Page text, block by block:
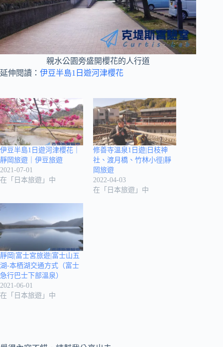
親水公園旁盛開櫻花的人行道
延伸閱讀： 伊豆半島1日遊河津櫻花
伊豆半島1日遊河津櫻花｜
靜岡旅遊｜伊豆旅遊
2021-07-01
在「日本旅遊」中
修善寺溫泉1日遊|日枝神
社、渡月橋、竹林小徑|靜
岡旅遊
2022-04-03
在「日本旅遊」中
靜岡|富士宮旅遊|富士山五
湖-本栖湖交通方式（富士
急行巴士下部溫泉）
2021-06-01
在「日本旅遊」中